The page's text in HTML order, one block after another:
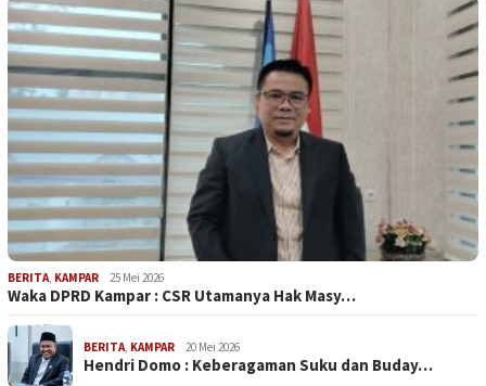
BERITA KAMPAR 25 Mei 2026
Waka DPRD Kampar : CSR Utamanya Hak Masy…
BERITA KAMPAR 20 Mei 2026
Hendri Domo : Keberagaman Suku dan Buday…